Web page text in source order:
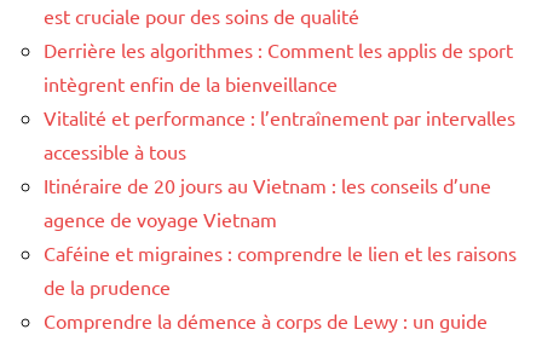
est cruciale pour des soins de qualité
Derrière les algorithmes : Comment les applis de sport
intègrent enfin de la bienveillance
Vitalité et performance : l’entraînement par intervalles
accessible à tous
Itinéraire de 20 jours au Vietnam : les conseils d’une
agence de voyage Vietnam
Caféine et migraines : comprendre le lien et les raisons
de la prudence
Comprendre la démence à corps de Lewy : un guide